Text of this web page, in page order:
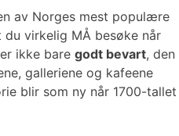
av Norges mest populære
virkelig MÅ besøke når
er ikke bare godt bevart, den
galleriene og kafeene
blir som ny når 1700-tallet